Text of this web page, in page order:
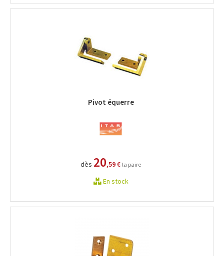
Pivot équerre
dès 20,59 € la paire
En stock